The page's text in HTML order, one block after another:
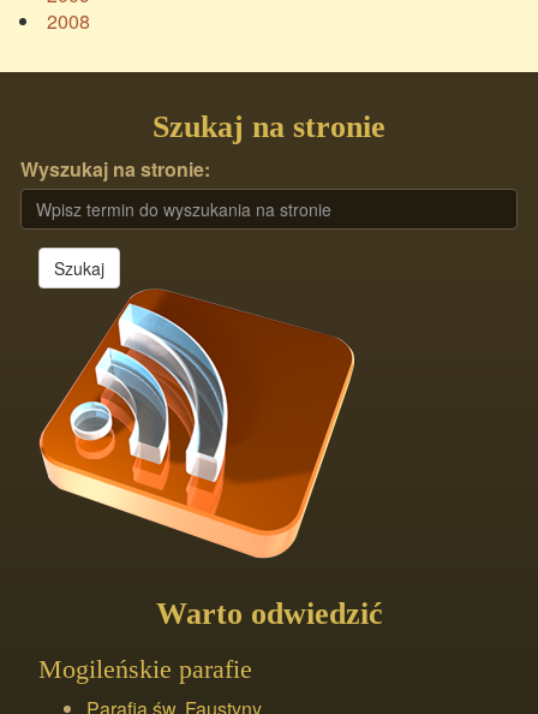
2008
Szukaj na stronie
Wyszukaj na stronie:
Szukaj
Warto odwiedzić
Mogileńskie parafie
Parafia św. Faustyny